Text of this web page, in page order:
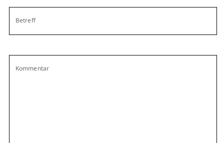
Betreff
Kommentar